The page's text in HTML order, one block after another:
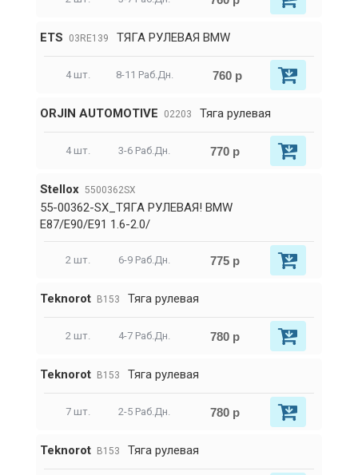
ETS 03RE139 ТЯГА РУЛЕВАЯ BMW
4 шт. 8-11 Раб.Дн. 760 р
ORJIN AUTOMOTIVE 02203 Тяга рулевая
4 шт. 3-6 Раб.Дн. 770 р
Stellox 5500362SX
55-00362-SX_ТЯГА РУЛЕВАЯ! BMW
E87/E90/E91 1.6-2.0/
2 шт. 6-9 Раб.Дн. 775 р
Teknorot B153 Тяга рулевая
2 шт. 4-7 Раб.Дн. 780 р
Teknorot B153 Тяга рулевая
7 шт. 2-5 Раб.Дн. 780 р
Teknorot B153 Тяга рулевая